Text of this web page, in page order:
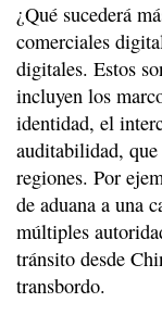
¿Qué sucederá
comerciales
digitales. Estos
incluyen los
identidad, el
auditabilidad,
regiones. Por
de aduana a una
múltiples
tránsito desde
transbordo.